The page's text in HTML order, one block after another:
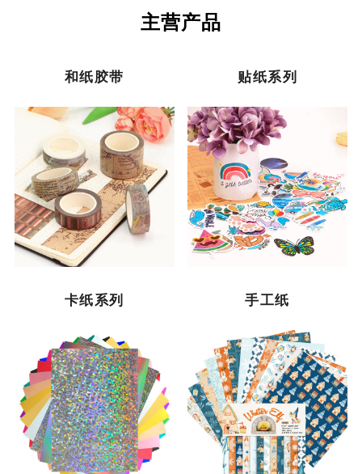
主营产品
和纸胶带 贴纸系列
卡纸系列 手工纸